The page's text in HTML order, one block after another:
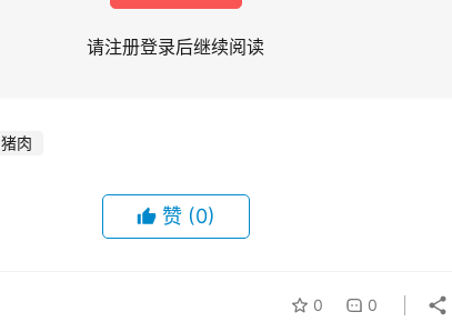
请注册登录后继续阅读
猪肉
赞 (0)
0 0